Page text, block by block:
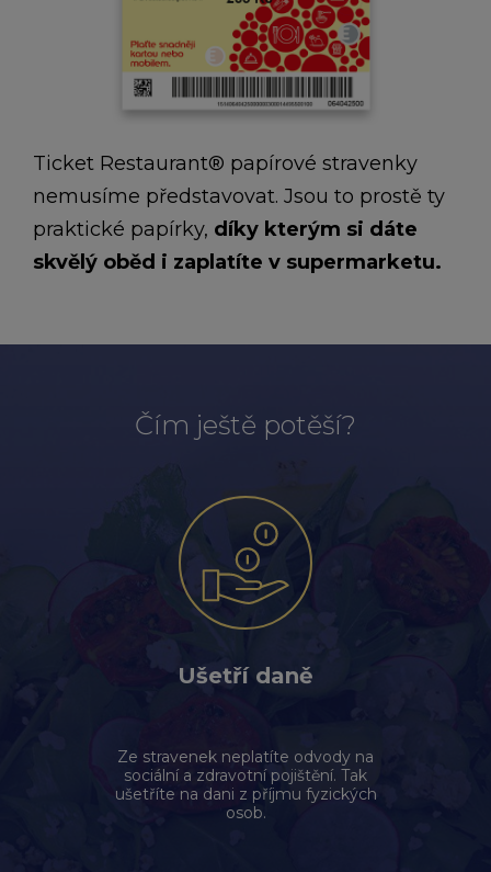
Ticket Restaurant® papírové stravenky
nemusíme představovat. Jsou to prostě ty
praktické papírky, díky kterým si dáte
skvělý oběd i zaplatíte v supermarketu.
Čím ještě potěší?
Ušetří daně
Ze stravenek neplatíte odvody na
sociální a zdravotní pojištění. Tak
ušetříte na dani z příjmu fyzických
osob.